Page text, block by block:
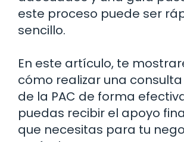
este proceso puede ser
sencillo.
En este artículo, te
cómo realizar una
de la PAC de forma
puedas recibir el apoyo
que necesitas para tu